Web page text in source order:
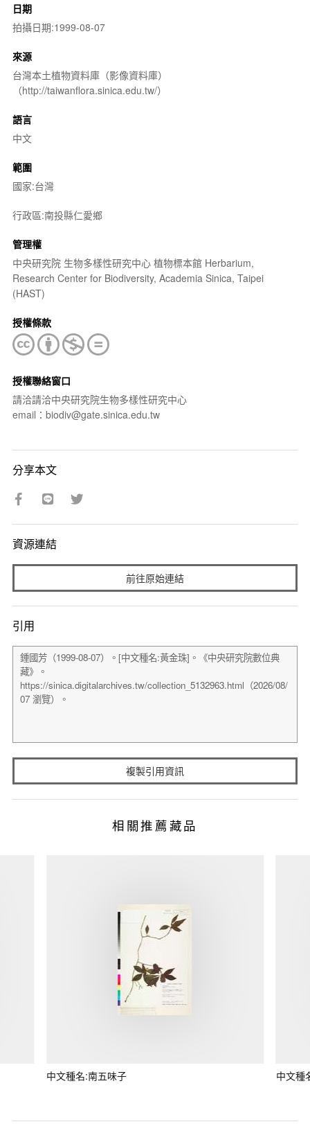
日期
拍攝日期:1999-08-07
來源
台灣本土植物資料庫（影像資料庫）
（http://taiwanflora.sinica.edu.tw/）
語言
中文
範圍
國家:台灣
行政區:南投縣仁愛鄉
管理權
中央研究院 生物多樣性研究中心 植物標本館 Herbarium,
Research Center for Biodiversity, Academia Sinica, Taipei
(HAST)
授權條款
授權聯絡窗口
請洽請洽中央研究院生物多樣性研究中心
email：biodiv@gate.sinica.edu.tw
分享本文
資源連結
前往原始連結
引用
複製引用資訊
相關推薦藏品
中文種名:南五味子 中文種